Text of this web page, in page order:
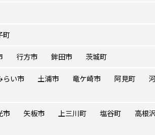
町
行方市 鉾田市 茨城町
らい市 土浦市 竜ケ崎市 阿見町
市 矢板市 上三川町 塩谷町 高根